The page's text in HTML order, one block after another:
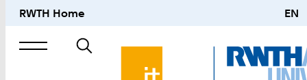
RWTH Home EN
Suche
nach